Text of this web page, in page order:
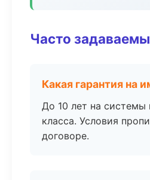
Часто
Какая гарантия на
До 10 лет на
класса. Условия
договоре.